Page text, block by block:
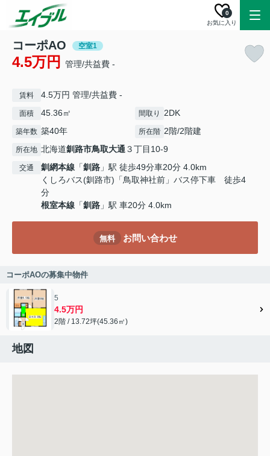
お気に入り
0
コーポAO 空室1
4.5万円 管理/共益費 -
賃料 4.5万円 管理/共益費 -
面積 45.36㎡ 間取り 2DK
築年数 築40年 所在階 2階/2階建
所在地 北海道釧路市鳥取大通 ３丁目10-9
交通 釧網本線 「釧路 」駅 徒歩49分車20分 4.0km
くしろバス(釧路市)「鳥取神社前」バス停下車 徒歩4
分
根室本線 「釧路 」駅 車20分 4.0km
無料 お問い合わせ
コーポAOの募集中物件
5
4.5万円
2階 / 13.72坪(45.36㎡)
地図